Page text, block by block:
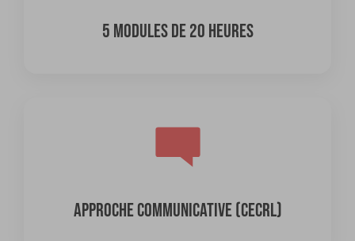
5 MODULES DE 20 HEURES
APPROCHE COMMUNICATIVE (CECRL)